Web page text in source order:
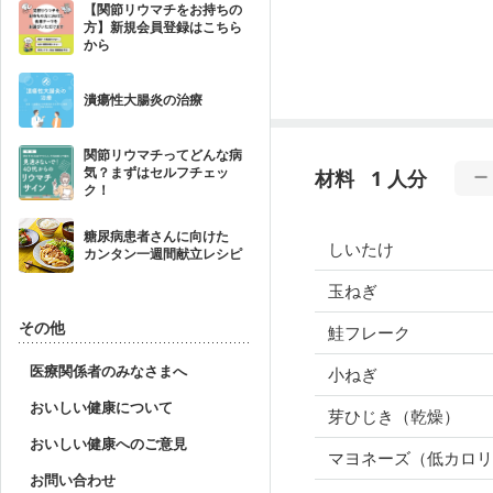
【関節リウマチをお持ちの
方】新規会員登録はこちら
から
潰瘍性大腸炎の治療
関節リウマチってどんな病
気？まずはセルフチェッ
ク！
糖尿病患者さんに向けた
カンタン一週間献立レシピ
その他
医療関係者のみなさまへ
おいしい健康について
おいしい健康へのご意見
お問い合わせ
材料 1 人分
しいたけ
玉ねぎ
鮭フレーク
小ねぎ
芽ひじき（乾燥）
マヨネーズ（低カロリ